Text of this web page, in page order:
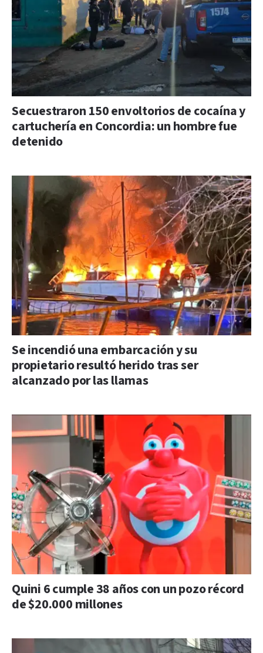
Secuestraron 150 envoltorios de cocaína y
cartuchería en Concordia: un hombre fue
detenido
Se incendió una embarcación y su
propietario resultó herido tras ser
alcanzado por las llamas
Quini 6 cumple 38 años con un pozo récord
de $20.000 millones